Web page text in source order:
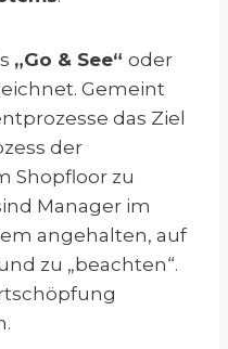
„Go & See“ oder
Gemeint
das Ziel
der
Shopfloor zu
Manager im
angehalten, auf
zu „beachten“.